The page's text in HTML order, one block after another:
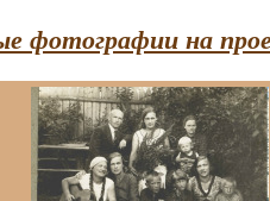
фотографии на